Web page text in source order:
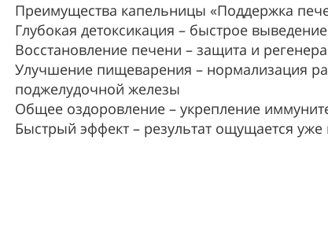
Преимущества капельницы «Поддержка
Глубокая детоксикация – быстрое
Восстановление печени – защита и
Улучшение пищеварения – нормализация
поджелудочной железы
Общее оздоровление – укрепление
Быстрый эффект – результат ощущается